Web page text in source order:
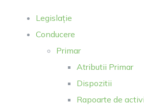
Legislație
Conducere
Primar
Atributii Primar
Dispozitii
Rapoarte de